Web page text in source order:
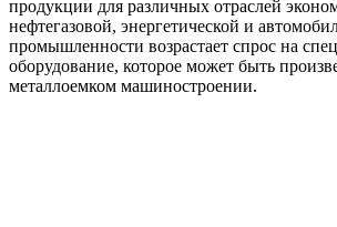
продукции для различных отраслей
нефтегазовой, энергетической и
промышленности возрастает спрос на
оборудование, которое может быть
металлоемком машиностроении.